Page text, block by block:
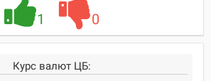
1 0
Курс валют ЦБ: